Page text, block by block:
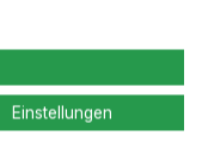
Einstellungen